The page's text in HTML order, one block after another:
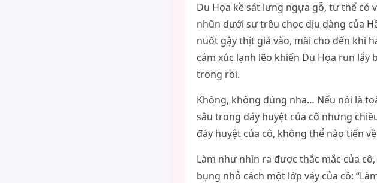
Du Họa kề sát lưng ngựa gỗ, tư thế có
nhũn dưới sự trêu chọc dịu dàng của
nuốt gậy thịt giả vào, mãi cho đến khi
cảm xúc lạnh lẽo khiến Du Họa run
trong rồi.
Không, không đúng nha… Nếu nói là
sâu trong đáy huyệt của cô nhưng
đáy huyệt của cô, không thể nào tiến
Làm như nhìn ra được thắc mắc của
bụng nhỏ cách một lớp váy của cô: